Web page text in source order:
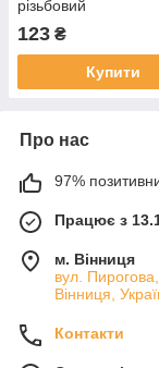
різьбовий
123 ₴
Купити
Про нас
97%
Працює з
м. Вінниця
вул.
Вінниця,
Контакти